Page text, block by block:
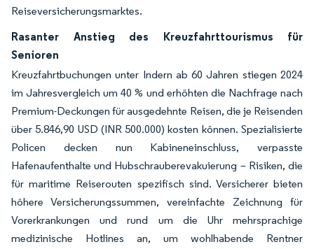
Reiseversicherungsmarktes.
Rasanter Anstieg des Kreuzfahrttourismus für
Senioren
Kreuzfahrtbuchungen unter Indern ab 60 Jahren stiegen 2024
im Jahresvergleich um 40 % und erhöhten die Nachfrage nach
Premium-Deckungen für ausgedehnte Reisen, die je Reisenden
über 5.846,90 USD (INR 500.000) kosten können. Spezialisierte
Policen decken nun Kabineneinschluss, verpasste
Hafenaufenthalte und Hubschrauberevakuierung – Risiken, die
für maritime Reiserouten spezifisch sind. Versicherer bieten
höhere Versicherungssummen, vereinfachte Zeichnung für
Vorerkrankungen und rund um die Uhr mehrsprachige
medizinische Hotlines an, um wohlhabende Rentner